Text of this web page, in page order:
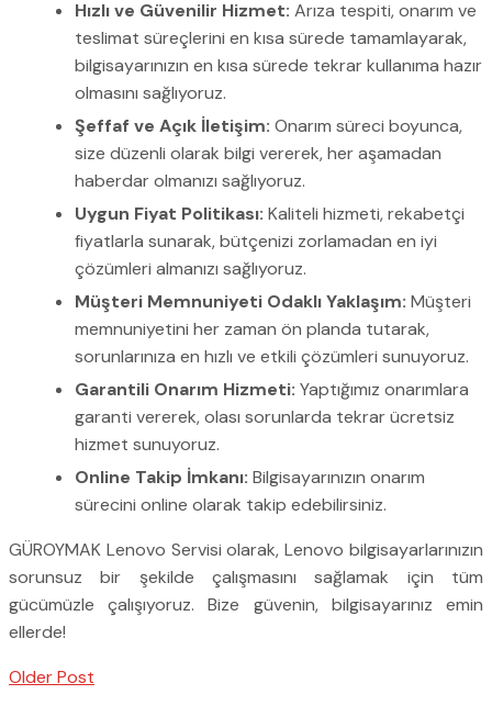
Hızlı ve Güvenilir Hizmet: Arıza tespiti, onarım ve
teslimat süreçlerini en kısa sürede tamamlayarak,
bilgisayarınızın en kısa sürede tekrar kullanıma hazır
olmasını sağlıyoruz.
Şeffaf ve Açık İletişim: Onarım süreci boyunca,
size düzenli olarak bilgi vererek, her aşamadan
haberdar olmanızı sağlıyoruz.
Uygun Fiyat Politikası: Kaliteli hizmeti, rekabetçi
fiyatlarla sunarak, bütçenizi zorlamadan en iyi
çözümleri almanızı sağlıyoruz.
Müşteri Memnuniyeti Odaklı Yaklaşım: Müşteri
memnuniyetini her zaman ön planda tutarak,
sorunlarınıza en hızlı ve etkili çözümleri sunuyoruz.
Garantili Onarım Hizmeti: Yaptığımız onarımlara
garanti vererek, olası sorunlarda tekrar ücretsiz
hizmet sunuyoruz.
Online Takip İmkanı: Bilgisayarınızın onarım
sürecini online olarak takip edebilirsiniz.
GÜROYMAK Lenovo Servisi olarak, Lenovo bilgisayarlarınızın
sorunsuz bir şekilde çalışmasını sağlamak için tüm
gücümüzle çalışıyoruz. Bize güvenin, bilgisayarınız emin
ellerde!
Older Post